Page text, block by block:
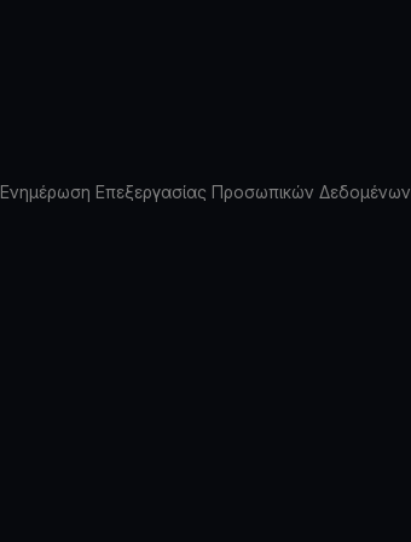
Ενημέρωση Επεξεργασίας Προσωπικών Δεδομένων